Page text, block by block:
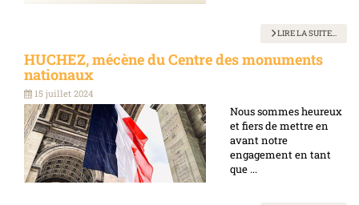
LIRE LA SUITE...
HUCHEZ, mécène du Centre des monuments
nationaux
15 juillet 2024
Nous sommes heureux
et fiers de mettre en
avant notre
engagement en tant
que ...